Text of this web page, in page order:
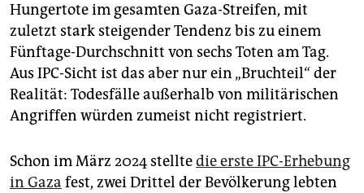
Hungertote im gesamten Gaza-Streifen, mit
zuletzt stark steigender Tendenz bis zu einem
Fünftage-Durchschnitt von sechs Toten am Tag.
Aus IPC-Sicht ist das aber nur ein „Bruchteil“ der
Realität: Todesfälle außerhalb von militärischen
Angriffen würden zumeist nicht registriert.
Schon im März 2024 stelltedie erste IPC-Erhebung
in Gaza fest, zwei Drittel der Bevölkerung lebten